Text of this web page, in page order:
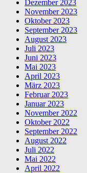
Dezember 2023
November 2023
Oktober 2023
September 2023
August 2023
Juli 2023
Juni 2023
Mai 2023
April 2023
März 2023
Februar 2023
Januar 2023
November 2022
Oktober 2022
September 2022
August 2022
Juli 2022
Mai 2022
April 2022